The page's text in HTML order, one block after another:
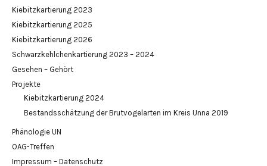
Kiebitzkartierung 2023
Kiebitzkartierung 2025
Kiebitzkartierung 2026
Schwarzkehlchenkartierung 2023 – 2024
Gesehen – Gehört
Projekte
Kiebitzkartierung 2024
Bestandsschätzung der Brutvogelarten im Kreis Unna 2019
Phänologie UN
OAG-Treffen
Impressum – Datenschutz